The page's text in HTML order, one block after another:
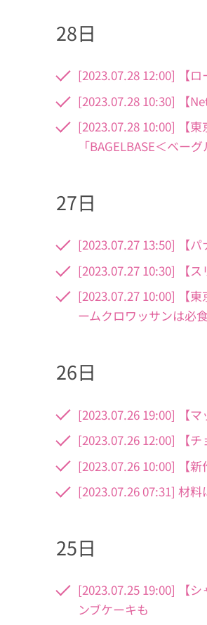
28日
[2023.07.28 12:00] 【
[2023.07.28 10:30] 【
[2023.07.28 10:00] 【
「BAGELBASE＜ベーグ
27日
[2023.07.27 13:50] 【
[2023.07.27 10:30] 【
[2023.07.27 10:00] 【
ームクロワッサンは必
26日
[2023.07.26 19:00] 【
[2023.07.26 12:00] 【
[2023.07.26 10:00] 【
[2023.07.26 07:31] 材
25日
[2023.07.25 19:00] 【
ンブケーキも